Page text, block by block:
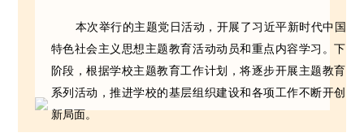
本次举行的主题党日活动，开展了习近平新时代中国
特色社会主义思想主题教育活动动员和重点内容学习。下
阶段，根据学校主题教育工作计划，将逐步开展主题教育
系列活动，推进学校的基层组织建设和各项工作不断开创
新局面。